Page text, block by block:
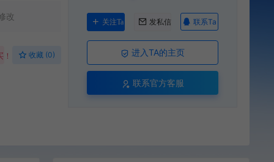
改
收藏 (0)
关注Ta 发私信 联系Ta
进入TA的主页
联系官方客服